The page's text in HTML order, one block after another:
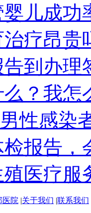
儿成功
疗昂贵
到办理
？我怎
性感染
报告，
医疗服
医院 |关于我们 |联系我们